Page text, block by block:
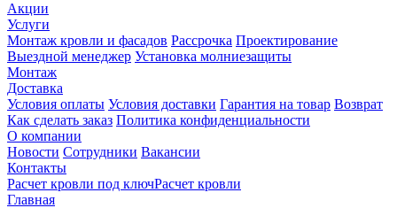
Акции
Услуги
Монтаж кровли и фасадов Рассрочка Проектирование
Выездной менеджер Установка молниезащиты
Монтаж
Доставка
Условия оплаты Условия доставки Гарантия на товар Возврат
Как сделать заказ Политика конфиденциальности
О компании
Новости Сотрудники Вакансии
Контакты
Расчет кровли под ключРасчет кровли
Главная